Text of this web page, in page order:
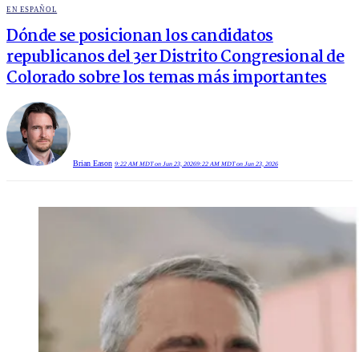
POSTED
EN ESPAÑOL
Dónde se posicionan los candidatos
republicanos del 3er Distrito Congresional de
Colorado sobre los temas más importantes
Brian Eason 9:22 AM MDT on Jun 23, 20269:22 AM MDT on Jun 23, 2026